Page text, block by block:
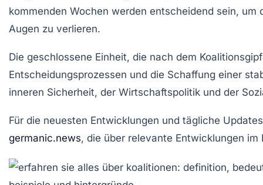
kommenden Wochen werden entscheidend sein,
Augen zu verlieren.
Die geschlossene Einheit, die nach dem
Entscheidungsprozessen und die Schaffung einer
inneren Sicherheit, der Wirtschaftspolitik und der
Für die neuesten Entwicklungen und tägliche
germanic.news, die über relevante Entwicklungen